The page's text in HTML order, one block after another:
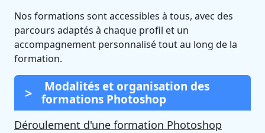
Nos formations sont accessibles à tous, avec des
parcours adaptés à chaque profil et un
accompagnement personnalisé tout au long de la
formation.
Modalités et organisation des
formations Photoshop
Déroulement d'une formation Photoshop